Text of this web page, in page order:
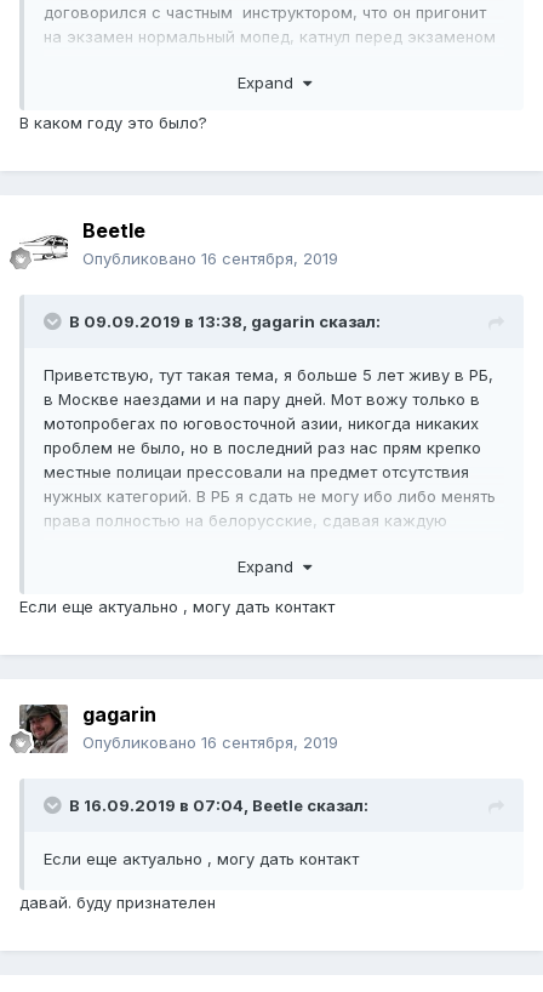
договорился с частным инструктором, что он пригонит
на экзамен нормальный мопед, катнул перед экзаменом
Expand
В каком году это было?
Beetle
Опубликовано 16 сентября, 2019
В 09.09.2019 в 13:38, gagarin сказал:
Приветствую, тут такая тема, я больше 5 лет живу в РБ,
в Москве наездами и на пару дней. Мот вожу только в
мотопробегах по юговосточной азии, никогда никаких
проблем не было, но в последний раз нас прям крепко
местные полицаи прессовали на предмет отсутствия
нужных категорий. В РБ я сдать не могу ибо либо менять
права полностью на белорусские, сдавая каждую
дублирующие документы они не выдают. Может кто
предоставлением своего мотоцикла на площадку?
Expand
Если еще актуально , могу дать контакт
gagarin
Опубликовано 16 сентября, 2019
В 16.09.2019 в 07:04, Beetle сказал:
Если еще актуально , могу дать контакт
давай. буду признателен